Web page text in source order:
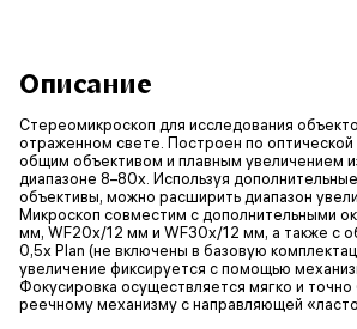
Описание
Стереомикроскоп для исследования
отраженном свете. Построен по
общим объективом и плавным увеличением
диапазоне 8–80x. Используя
объективы, можно расширить диапазон
Микроскоп совместим с дополнительными
мм, WF20х/12 мм и WF30х/12 мм, а также с
0,5х Plan (не включены в базовую
увеличение фиксируется с помощью
Фокусировка осуществляется мягко и
реечному механизму с направляющей